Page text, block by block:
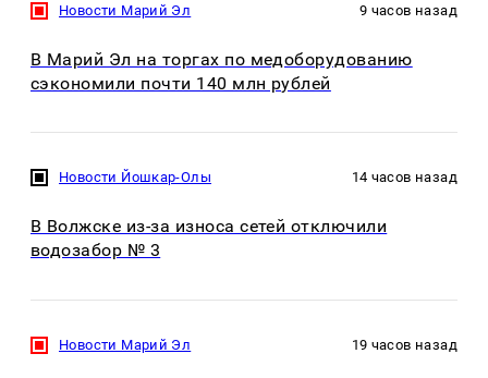
Новости Марий Эл 9 часов назад
В Марий Эл на торгах по медоборудованию
сэкономили почти 140 млн рублей
Новости Йошкар-Олы 14 часов назад
В Волжске из-за износа сетей отключили
водозабор № 3
Новости Марий Эл 19 часов назад